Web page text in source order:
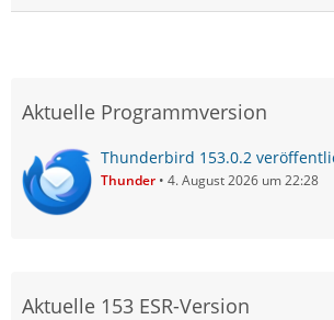
Aktuelle Programmversion
Thunderbird 153.0.2
Thunder 4. August 2026 um 22:28
Aktuelle 153 ESR-Version